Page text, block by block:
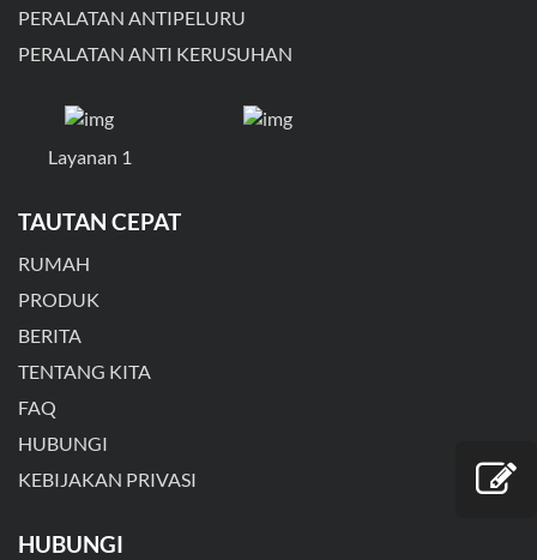
PERALATAN ANTIPELURU
PERALATAN ANTI KERUSUHAN
Layanan 1
TAUTAN CEPAT
RUMAH
PRODUK
BERITA
TENTANG KITA
FAQ
HUBUNGI
KEBIJAKAN PRIVASI
HUBUNGI